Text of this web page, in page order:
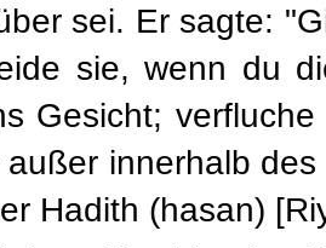
sei. Er sagte:
sie, wenn du
Gesicht;
innerhalb
Hadith (hasan)